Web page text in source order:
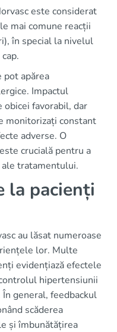
este considerat
mai comune reacții
în special la nivelul
pot apărea
Impactul
favorabil, dar
monitorizați constant
adverse. O
crucială pentru a
tratamentului.
la pacienți
au lăsat numeroase
lor. Multe
evidențiază efectele
hipertensiunii
general, feedbackul
scăderea
și îmbunătățirea